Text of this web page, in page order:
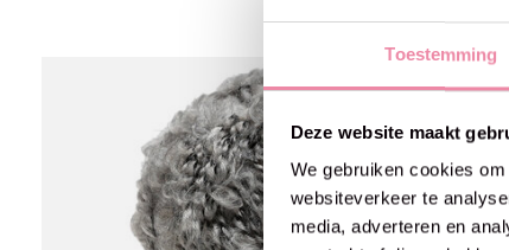
Toestemming
Deze website maakt
We gebruiken cookies
websiteverkeer te
media, adverteren en
Carousel items